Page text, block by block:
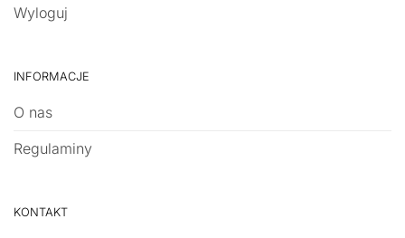
Wyloguj
INFORMACJE
O nas
Regulaminy
KONTAKT